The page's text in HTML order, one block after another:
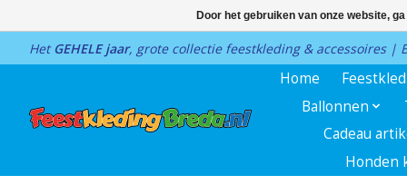
Het GEHELE jaar, grote collectie feestkleding & accessoires
Home
Ballonnen
Cadeau
Honden
Door het gebruiken van onze website,